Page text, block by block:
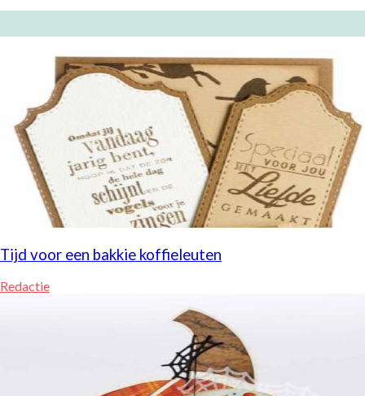
Tijd voor een bakkie koffieleuten
Redactie